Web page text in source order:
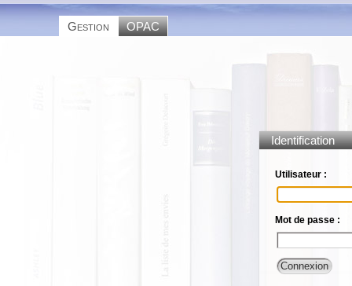
Gestion OPAC
Identification
Utilisateur :
Mot de passe :